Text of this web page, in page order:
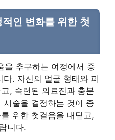
인 변화를 위한 첫
을 추구하는 여정에서 중
. 자신의 얼굴 형태와 피
, 숙련된 의료진과 충분
시술을 결정하는 것이 중
위한 첫걸음을 내딛고,
니다.